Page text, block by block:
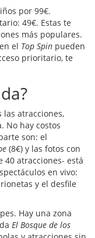
por 99€.
49€. Estas te
más populares.
el Top Spin pueden
prioritario, te
las atracciones,
No hay costos
son: el
(8€) y las fotos con
40 atracciones- está
en vivo:
y el desfile
Hay una zona
El Bosque de los